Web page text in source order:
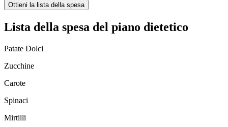
Ottieni la lista della spesa
Lista della spesa del piano dietetico
Patate Dolci
Zucchine
Carote
Spinaci
Mirtilli